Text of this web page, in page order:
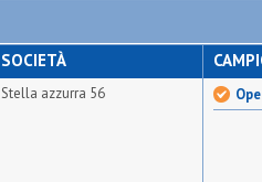
SOCIETÀ
Stella azzurra 56